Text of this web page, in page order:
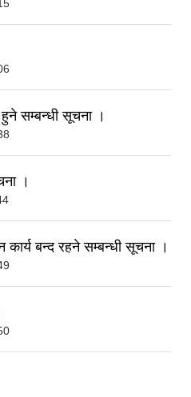
सम्बन्धी सूचना ।
।
बन्द रहने सम्बन्धी सूचना ।